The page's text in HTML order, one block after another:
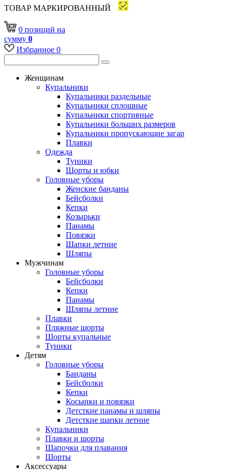
ТОВАР МАРКИРОВАННЫЙ
0 позиций на
сумму 0
Избранное 0
Женщинам
Купальники
Купальники раздельные
Купальники сплошные
Купальники спортивные
Купальники больших размеров
Купальники пропускающие загар
Плавки
Одежда
Туники
Шорты и юбки
Головные уборы
Женские банданы
Бейсболки
Кепки
Козырьки
Панамы
Повязки
Шапки летние
Шляпы
Мужчинам
Головные уборы
Бейсболки
Кепки
Панамы
Шляпы летние
Плавки
Пляжные шорты
Шорты купальные
Туники
Детям
Головные уборы
Банданы
Бейсболки
Кепки
Косынки и повязки
Детсткие панамы и шляпы
Детсткие шапки летние
Купальники
Плавки и шорты
Шапочки для плавания
Шорты
Аксессуары